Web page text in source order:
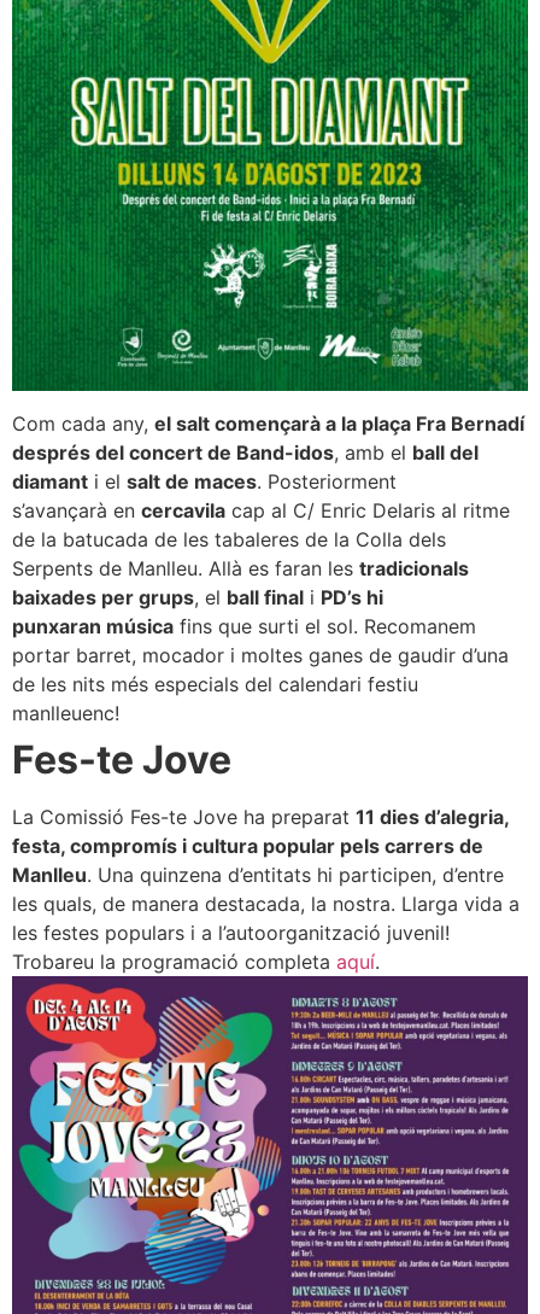
Com cada any, el salt començarà a la plaça Fra Bernadí
després del concert de Band-idos, amb el ball del
diamant i el salt de maces. Posteriorment
s’avançarà en cercavila cap al C/ Enric Delaris al ritme
de la batucada de les tabaleres de la Colla dels
Serpents de Manlleu. Allà es faran les tradicionals
baixades per grups, el ball final i PD’s hi
punxaran música fins que surti el sol. Recomanem
portar barret, mocador i moltes ganes de gaudir d’una
de les nits més especials del calendari festiu
manlleuenc!
Fes-te Jove
La Comissió Fes-te Jove ha preparat 11 dies d’alegria,
festa, compromís i cultura popular pels carrers de
Manlleu. Una quinzena d’entitats hi participen, d’entre
les quals, de manera destacada, la nostra. Llarga vida a
les festes populars i a l’autoorganització juvenil!
Trobareu la programació completa aquí.